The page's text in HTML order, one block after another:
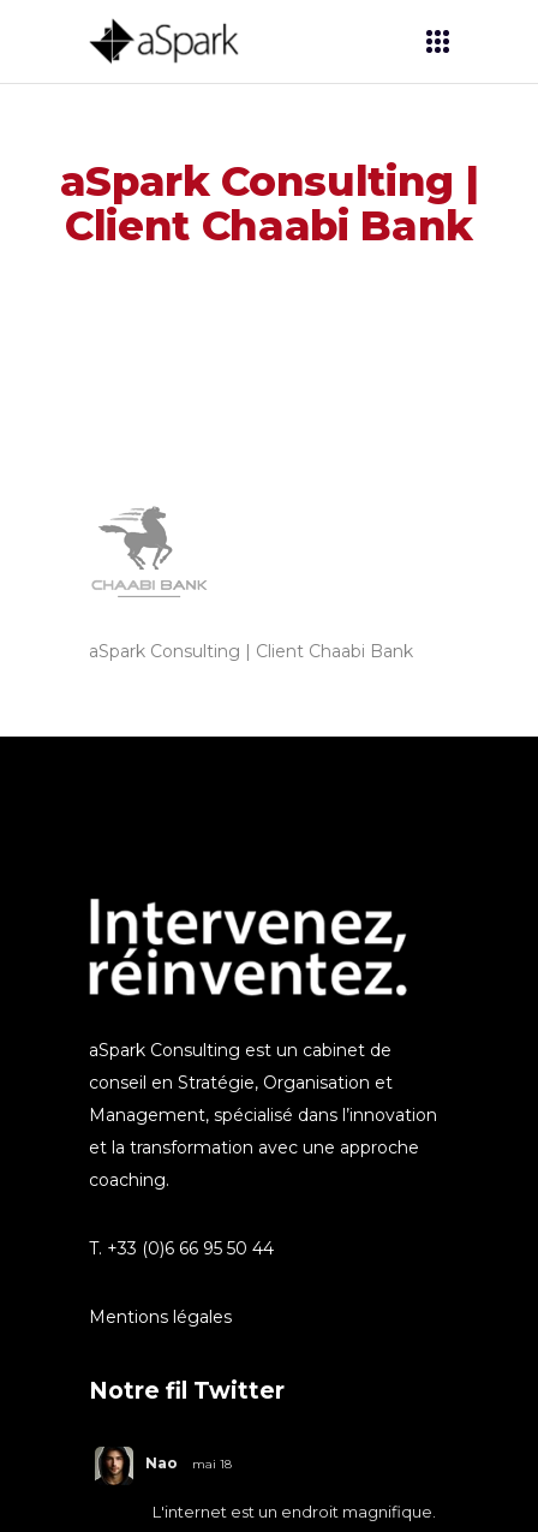
aSpark Consulting |
Client Chaabi Bank
aSpark Consulting | Client Chaabi Bank
aSpark Consulting est un cabinet de
conseil en Stratégie, Organisation et
Management, spécialisé dans l’innovation
et la transformation avec une approche
coaching.
T. +33 (0)6 66 95 50 44
Mentions légales
Notre fil Twitter
Nao mai 18
L'internet est un endroit magnifique.